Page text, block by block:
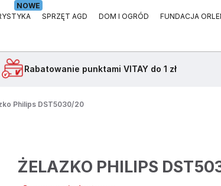
NOWE
SPRZĘT AGD
DOM I OGRÓD FUNDACJA
Rabatowanie punktami VITAY do 1 zł
Philips DST5030/20
ŻELAZKO PHILIPS